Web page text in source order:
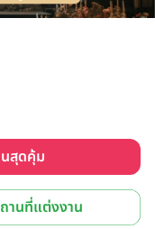
สุดคุ้ม
านที่แต่งงาน